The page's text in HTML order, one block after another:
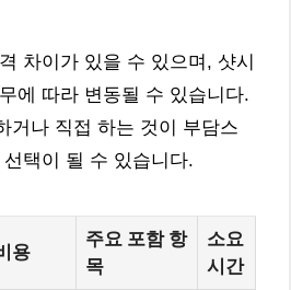
차이가 있을 수 있으며, 샷시
에 따라 변동될 수 있습니다.
거나 직접 하는 것이 부담스
택이 될 수 있습니다.
용
주요 포함 항
목
소요
시간